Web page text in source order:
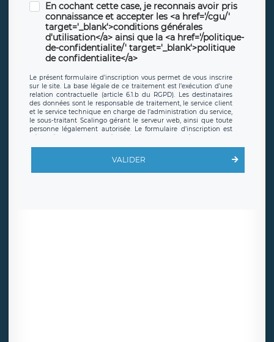
En cochant cette case, je reconnais avoir pris
connaissance et accepter les <a href='/cgu/'
target='_blank'>conditions générales
d'utilisation</a> ainsi que la <a href='/politique-
de-confidentialite/' target='_blank'>politique
de confidentialite</a>
Le présent formulaire d’inscription vous permet de vous inscrire
sur le site. La base légale de ce traitement est l’exécution d’une
relation contractuelle (article 6.1.b du RGPD). Les destinataires
des données sont le responsable de traitement, le service client
et le service technique en charge de l’administration du service,
le sous-traitant Scalingo gérant le serveur web, ainsi que toute
personne légalement autorisée. Le formulaire d’inscription est
offrant desclauses de protection conformes au RGPD. Les
en sollicite la suppression, étant entendu que vous pouvez
demander la suppression de vos données et retirer votre
VALIDER